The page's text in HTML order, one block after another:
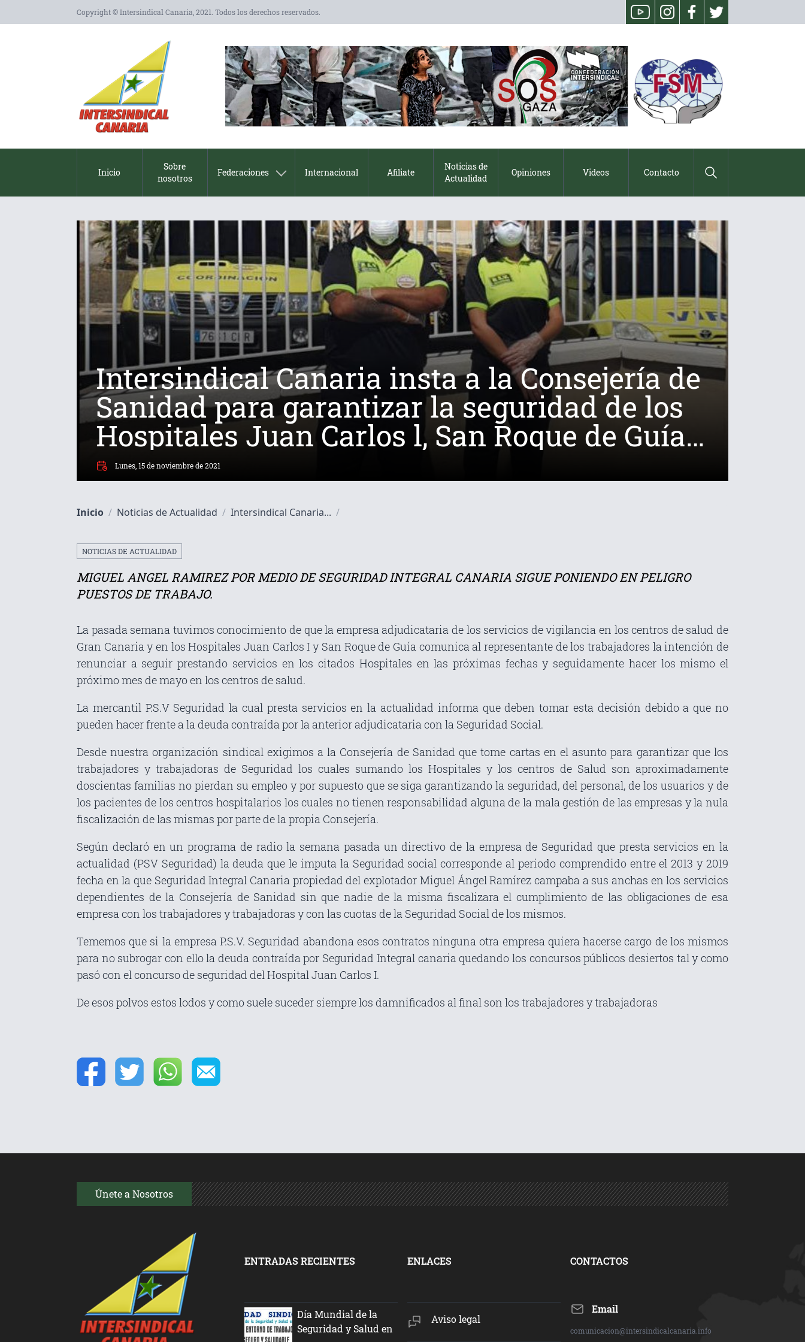
Copyright © Intersindical Canaria, 2021. Todos los derechos reservados.
Inicio
Sobre
nosotros
Federaciones Internacional Afiliate
Noticias de
Actualidad
Opiniones Videos Contacto
Intersindical Canaria insta a la Consejería de
Sanidad para garantizar la seguridad de los
Hospitales Juan Carlos l, San Roque de Guía
y centros de Salud de Gran Canaria.
Lunes, 15 de noviembre de 2021
Inicio / Noticias de Actualidad / Intersindical Canaria... /
NOTICIAS DE ACTUALIDAD
MIGUEL ANGEL RAMIREZ POR MEDIO DE SEGURIDAD INTEGRAL CANARIA SIGUE PONIENDO EN PELIGRO
PUESTOS DE TRABAJO.
La pasada semana tuvimos conocimiento de que la empresa adjudicataria de los servicios de vigilancia en los centros de salud de
Gran Canaria y en los Hospitales Juan Carlos I y San Roque de Guía comunica al representante de los trabajadores la intención de
renunciar a seguir prestando servicios en los citados Hospitales en las próximas fechas y seguidamente hacer los mismo el
próximo mes de mayo en los centros de salud.
La mercantil P.S.V Seguridad la cual presta servicios en la actualidad informa que deben tomar esta decisión debido a que no
pueden hacer frente a la deuda contraída por la anterior adjudicataria con la Seguridad Social.
Desde nuestra organización sindical exigimos a la Consejería de Sanidad que tome cartas en el asunto para garantizar que los
trabajadores y trabajadoras de Seguridad los cuales sumando los Hospitales y los centros de Salud son aproximadamente
doscientas familias no pierdan su empleo y por supuesto que se siga garantizando la seguridad, del personal, de los usuarios y de
los pacientes de los centros hospitalarios los cuales no tienen responsabilidad alguna de la mala gestión de las empresas y la nula
fiscalización de las mismas por parte de la propia Consejería.
Según declaró en un programa de radio la semana pasada un directivo de la empresa de Seguridad que presta servicios en la
actualidad (PSV Seguridad) la deuda que le imputa la Seguridad social corresponde al periodo comprendido entre el 2013 y 2019
fecha en la que Seguridad Integral Canaria propiedad del explotador Miguel Ángel Ramírez campaba a sus anchas en los servicios
dependientes de la Consejería de Sanidad sin que nadie de la misma fiscalizara el cumplimiento de las obligaciones de esa
empresa con los trabajadores y trabajadoras y con las cuotas de la Seguridad Social de los mismos.
Tememos que si la empresa P.S.V. Seguridad abandona esos contratos ninguna otra empresa quiera hacerse cargo de los mismos
para no subrogar con ello la deuda contraída por Seguridad Integral canaria quedando los concursos públicos desiertos tal y como
pasó con el concurso de seguridad del Hospital Juan Carlos I.
De esos polvos estos lodos y como suele suceder siempre los damnificados al final son los trabajadores y trabajadoras
Únete a Nosotros
ENTRADAS RECIENTES
Día Mundial de la
Seguridad y Salud en
ENLACES
Aviso legal
CONTACTOS
Email
comunicacion@intersindicalcanaria.info